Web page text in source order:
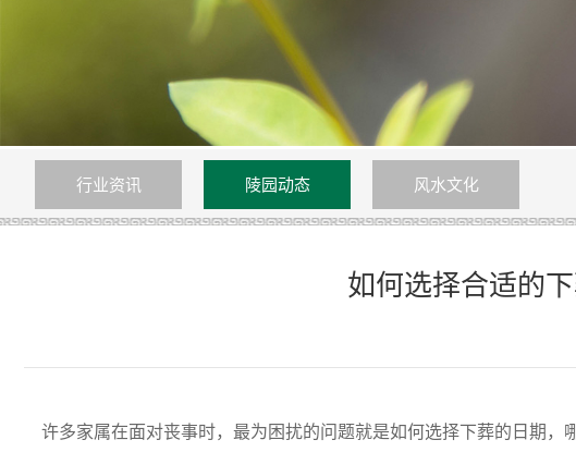
行业资讯 陵园动态 风水文化
如何选择合适的
许多家属在面对丧事时，最为困扰的问题就是如何选择下葬的日期，